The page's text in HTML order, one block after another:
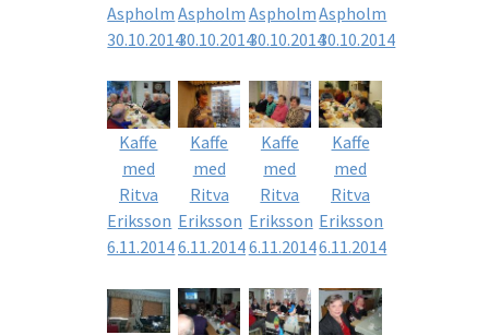
Aspholm
30.10.2014
Aspholm
30.10.2014
Aspholm
30.10.2014
Aspholm
30.10.2014
Kaffe
med
Ritva
Eriksson
6.11.2014
Kaffe
med
Ritva
Eriksson
6.11.2014
Kaffe
med
Ritva
Eriksson
6.11.2014
Kaffe
med
Ritva
Eriksson
6.11.2014